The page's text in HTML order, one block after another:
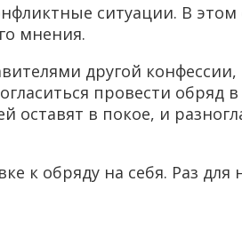
ситуации. В этом
мнения.
другой конфессии,
провести обряд в
оставят в покое, и
к обряду на себя. Раз для